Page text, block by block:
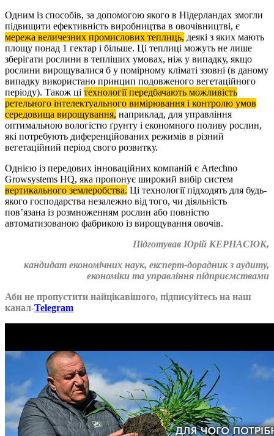
Одним із способів, за допомогою якого в Нідерландах змогли
підвищити ефективність виробництва в овочівництві, є
мережа величезних промислових теплиць, деякі з яких мають
площу понад 1 гектар і більше. Ці теплиці можуть не лише
зберігати рослини в тепліших умовах, ніж у випадку, якщо
рослини вирощувалися б у помірному кліматі ззовні (в даному
випадку використано принцип подовженого вегетаційного
періоду). Також ці технології передбачають можливість
ретельного інтелектуального вимірювання і контролю умов
середовища вирощування, наприклад, для управління
оптимальною вологістю ґрунту і економного поливу рослин,
які потребують диференційованих режимів в різний
вегетаційний період свого розвитку.
Однією із передових інноваційних компаній є Artechno
Growsystems HQ, яка пропонує широкий вибір систем
вертикального землеробства. Ці технології підходять для будь-
якого господарства незалежно від того, чи діяльність
пов’язана із розмноженням рослин або повністю
автоматизованою фабрикою із вирощування овочів.
Підготував Юрій КЕРНАСЮК,
кандидат економічних наук, експерт-дорадник з аудиту,
економіки та управління підприємствами
Аби не пропустити найцікавішого, підписуйтесь на наш
канал-Telegram